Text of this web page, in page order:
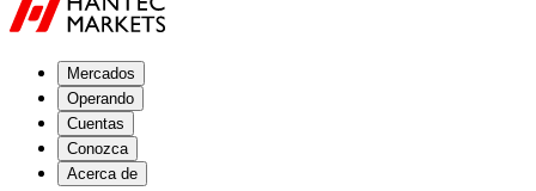
Mercados
Operando
Cuentas
Conozca
Acerca de